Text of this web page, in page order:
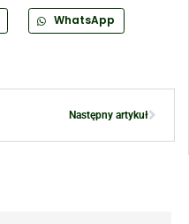
WhatsApp
Następny artykuł